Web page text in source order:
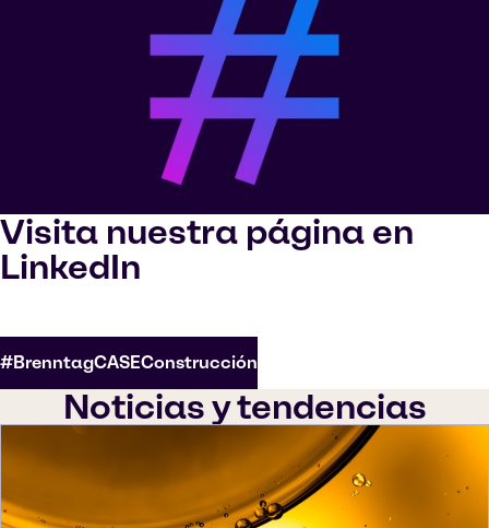
Visita nuestra página en
LinkedIn
#BrenntagCASEConstrucción
Noticias y tendencias